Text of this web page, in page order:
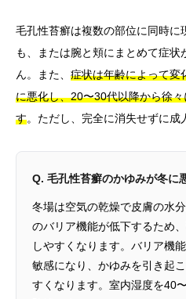
毛孔性苔癬は複数の部位に同時に
も、または腕と頬にまとめて症
ん。また、 症状は年齢によって変
に悪化し、20〜30代以降から徐
す。ただし、完全に消失せずに成
Q. 毛孔性苔癬のかゆみが冬に
冬場は空気の乾燥で皮膚の水
のバリア機能が低下するため
しやすくなります。バリア機
敏感になり、かゆみを引き起
すくなります。室内湿度を40